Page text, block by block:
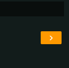
›